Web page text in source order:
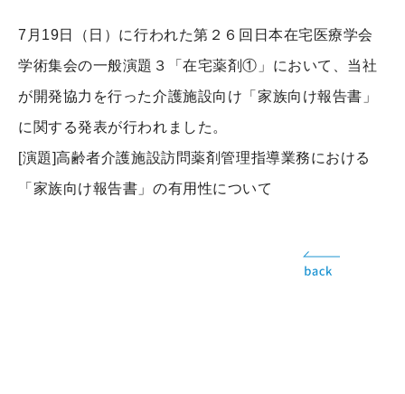
7月19日（日）に行われた第２６回日本在宅医療学会
学術集会の一般演題３「在宅薬剤①」において、当社
が開発協力を行った介護施設向け「家族向け報告書」
に関する発表が行われました。
[演題]高齢者介護施設訪問薬剤管理指導業務における
「家族向け報告書」の有用性について